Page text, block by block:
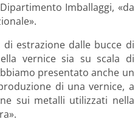
Imballaggi, «da
estrazione dalle bucce di
vernice sia su scala di
presentato anche un
di una vernice, a
sui metalli utilizzati nella